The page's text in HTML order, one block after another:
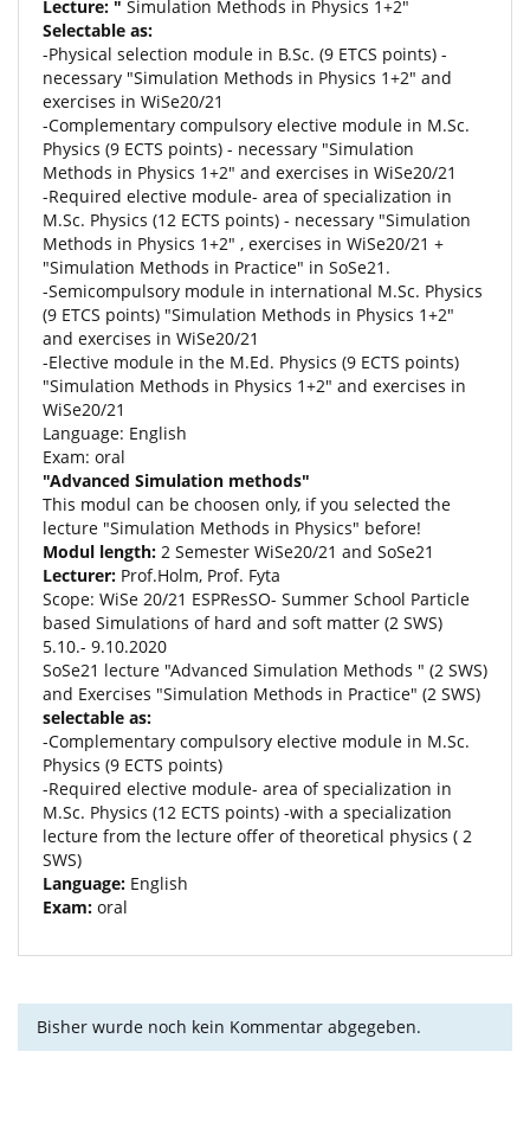
Lecture: " Simulation Methods in Physics 1+2"
Selectable as:
-Physical selection module in B.Sc. (9 ETCS points) -
necessary "Simulation Methods in Physics 1+2" and
exercises in WiSe20/21
-Complementary compulsory elective module in M.Sc.
Physics (9 ECTS points) - necessary "Simulation
Methods in Physics 1+2" and exercises in WiSe20/21
-Required elective module- area of specialization in
M.Sc. Physics (12 ECTS points) - necessary "Simulation
Methods in Physics 1+2" , exercises in WiSe20/21 +
"Simulation Methods in Practice" in SoSe21.
-Semicompulsory module in international M.Sc. Physics
(9 ETCS points) "Simulation Methods in Physics 1+2"
and exercises in WiSe20/21
-Elective module in the M.Ed. Physics (9 ECTS points)
"Simulation Methods in Physics 1+2" and exercises in
WiSe20/21
Language: English
Exam: oral
"Advanced Simulation methods"
This modul can be choosen only, if you selected the
lecture "Simulation Methods in Physics" before!
Modul length: 2 Semester WiSe20/21 and SoSe21
Lecturer: Prof.Holm, Prof. Fyta
Scope: WiSe 20/21 ESPResSO- Summer School Particle
based Simulations of hard and soft matter (2 SWS)
5.10.- 9.10.2020
SoSe21 lecture "Advanced Simulation Methods " (2 SWS)
and Exercises "Simulation Methods in Practice" (2 SWS)
selectable as:
-Complementary compulsory elective module in M.Sc.
Physics (9 ECTS points)
-Required elective module- area of specialization in
M.Sc. Physics (12 ECTS points) -with a specialization
lecture from the lecture offer of theoretical physics ( 2
SWS)
Language: English
Exam: oral
Bisher wurde noch kein Kommentar abgegeben.